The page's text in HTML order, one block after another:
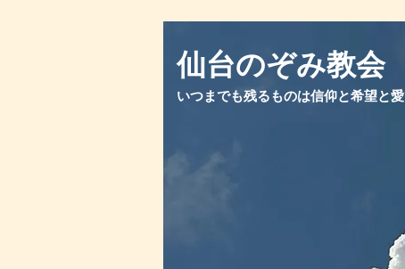
いつまでも残るものは信仰と希望と
​仙台のぞみ教会